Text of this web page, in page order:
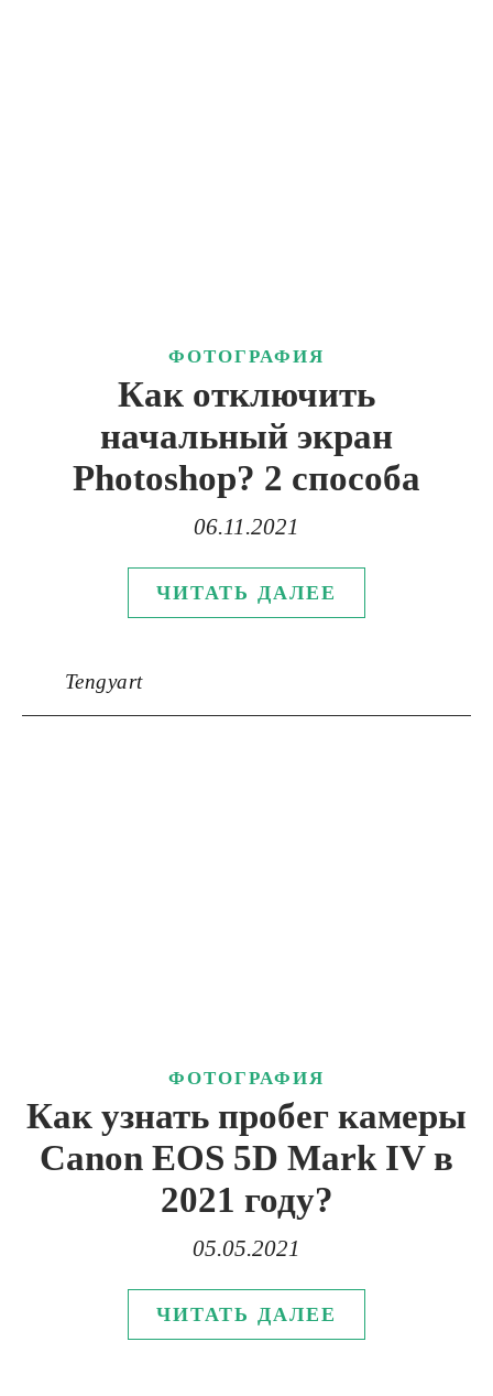
ФОТОГРАФИЯ
Как отключить
начальный экран
Photoshop? 2 способа
06.11.2021
ЧИТАТЬ ДАЛЕЕ
Tengyart
ФОТОГРАФИЯ
Как узнать пробег камеры
Canon EOS 5D Mark IV в
2021 году?
05.05.2021
ЧИТАТЬ ДАЛЕЕ